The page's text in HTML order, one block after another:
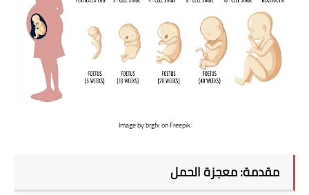
منوعات في الوزن والرشاقة
مشروبات حرق الدهون
تمارين للتخسيس
Image by brgfxon Freepik
مقدمة: معجزة الحمل